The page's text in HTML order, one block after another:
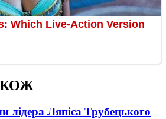
лідера Ляпіса Трубецького